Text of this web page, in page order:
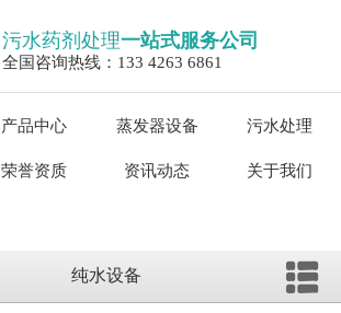
污水药剂处理一站式服务公司
全国咨询热线：133 4263 6861
产品中心 蒸发器设备 污水处理
荣誉资质 资讯动态 关于我们
纯水设备